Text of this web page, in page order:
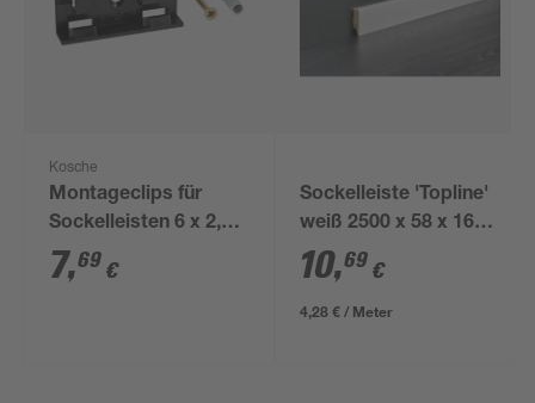
Kosche
Montageclips für
Sockelleisten 6 x 2,1
cm, 20 Stück
7,69 €
Sockelleiste 'Topline'
weiß 2500 x 58 x 16
mm
10,69 €
4,28 € / Meter